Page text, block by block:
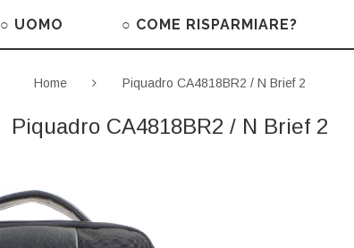
○ UOMO ○ COME RISPARMIARE?
Home Piquadro CA4818BR2 / N Brief 2
Piquadro CA4818BR2 / N Brief 2